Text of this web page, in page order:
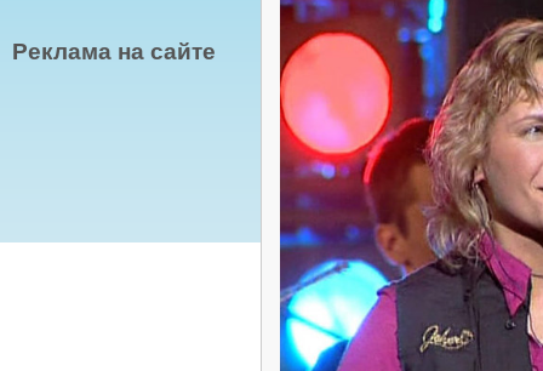
Реклама на сайте